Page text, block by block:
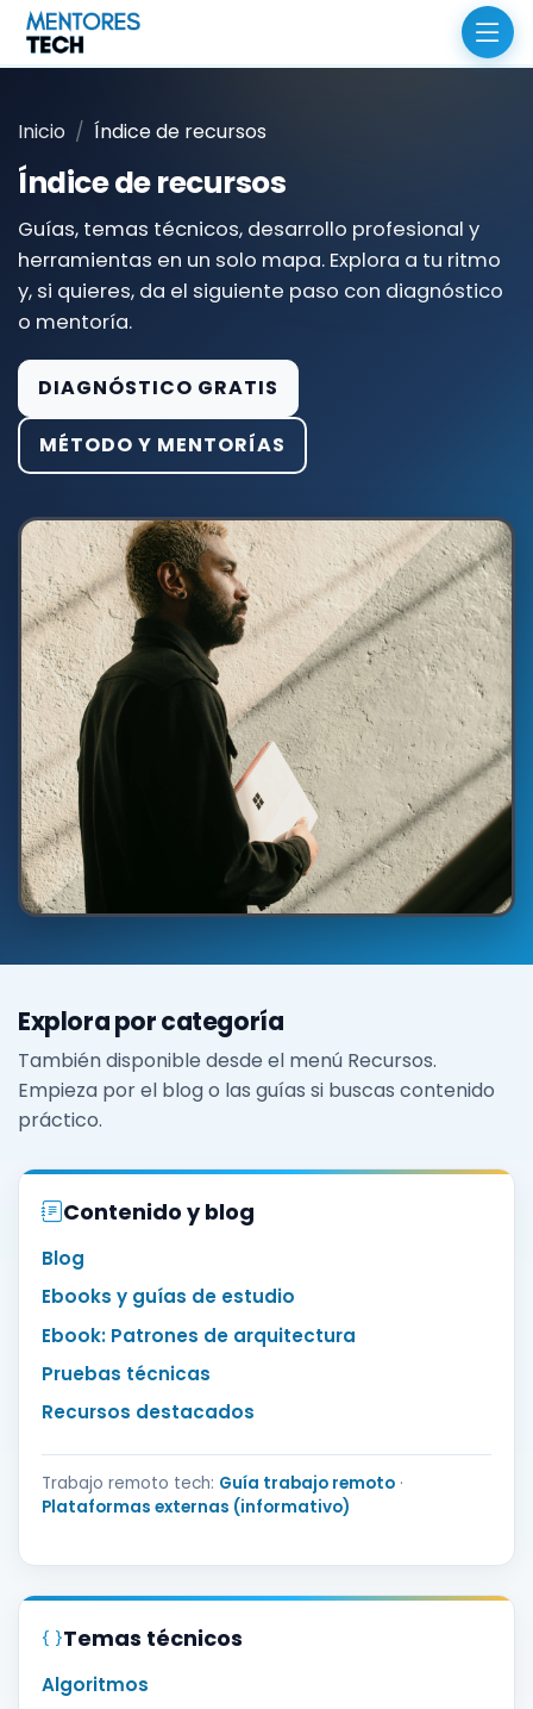
Inicio Índice de recursos
Índice de recursos
Guías, temas técnicos, desarrollo profesional y
herramientas en un solo mapa. Explora a tu ritmo
y, si quieres, da el siguiente paso con diagnóstico
o mentoría.
DIAGNÓSTICO GRATIS
MÉTODO Y MENTORÍAS
Explora por categoría
También disponible desde el menú Recursos.
Empieza por el blog o las guías si buscas contenido
práctico.
Contenido y blog
Blog
Ebooks y guías de estudio
Ebook: Patrones de arquitectura
Pruebas técnicas
Recursos destacados
Trabajo remoto tech: Guía trabajo remoto ·
Plataformas externas (informativo)
Temas técnicos
Algoritmos